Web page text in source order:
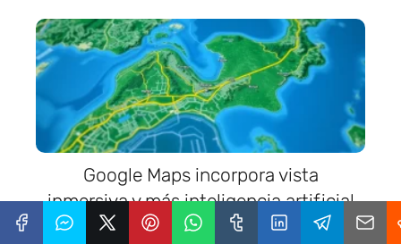
Google Maps incorpora vista
inmersiva y más inteligencia artificial